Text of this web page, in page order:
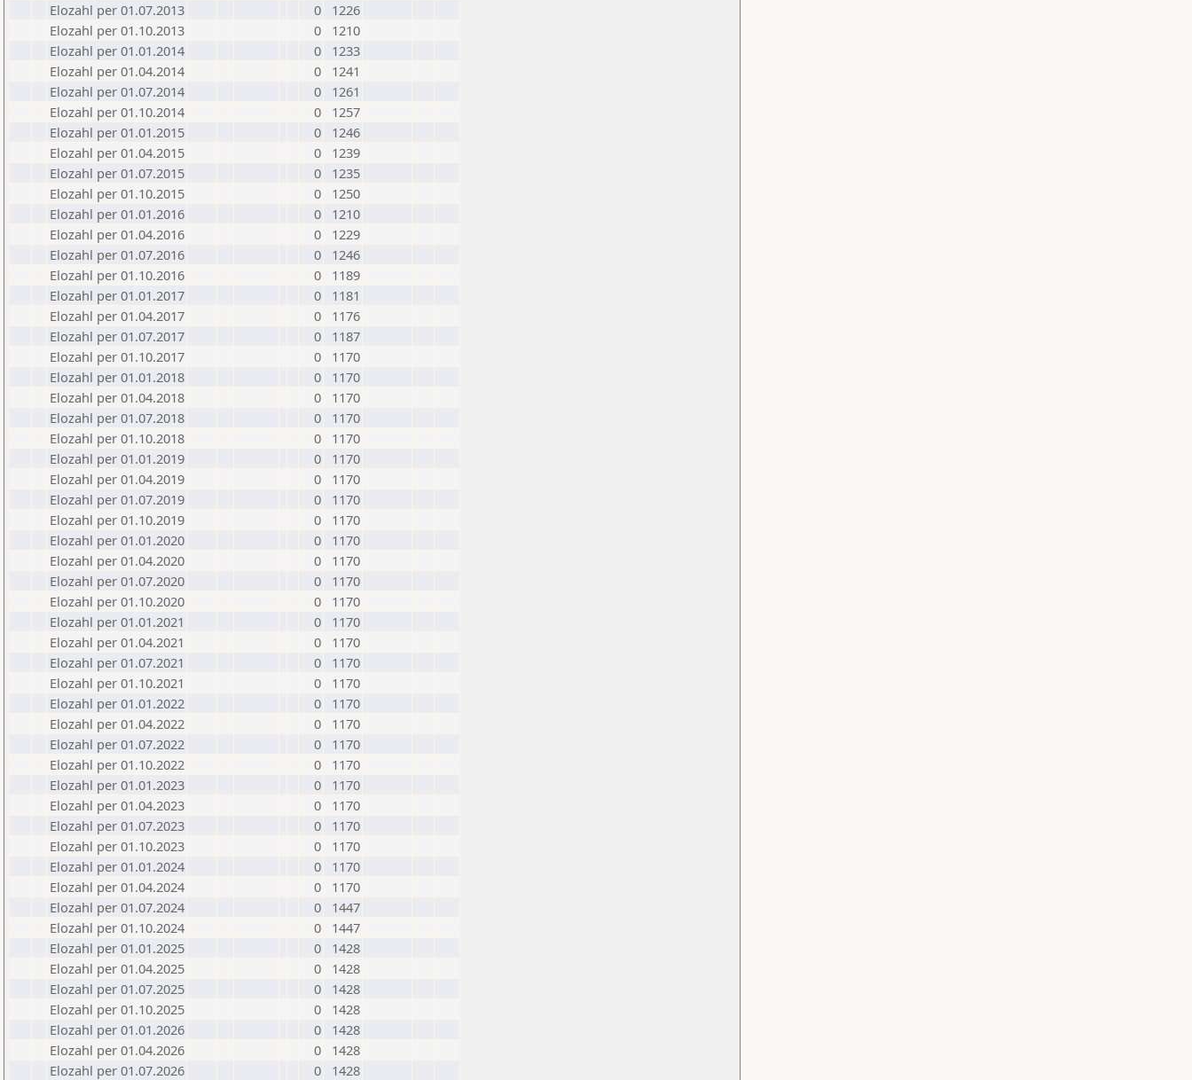
Elozahl per 01.07.2013
0
1226
Elozahl per 01.10.2013
0
1210
Elozahl per 01.01.2014
0
1233
Elozahl per 01.04.2014
0
1241
Elozahl per 01.07.2014
0
1261
Elozahl per 01.10.2014
0
1257
Elozahl per 01.01.2015
0
1246
Elozahl per 01.04.2015
0
1239
Elozahl per 01.07.2015
0
1235
Elozahl per 01.10.2015
0
1250
Elozahl per 01.01.2016
0
1210
Elozahl per 01.04.2016
0
1229
Elozahl per 01.07.2016
0
1246
Elozahl per 01.10.2016
0
1189
Elozahl per 01.01.2017
0
1181
Elozahl per 01.04.2017
0
1176
Elozahl per 01.07.2017
0
1187
Elozahl per 01.10.2017
0
1170
Elozahl per 01.01.2018
0
1170
Elozahl per 01.04.2018
0
1170
Elozahl per 01.07.2018
0
1170
Elozahl per 01.10.2018
0
1170
Elozahl per 01.01.2019
0
1170
Elozahl per 01.04.2019
0
1170
Elozahl per 01.07.2019
0
1170
Elozahl per 01.10.2019
0
1170
Elozahl per 01.01.2020
0
1170
Elozahl per 01.04.2020
0
1170
Elozahl per 01.07.2020
0
1170
Elozahl per 01.10.2020
0
1170
Elozahl per 01.01.2021
0
1170
Elozahl per 01.04.2021
0
1170
Elozahl per 01.07.2021
0
1170
Elozahl per 01.10.2021
0
1170
Elozahl per 01.01.2022
0
1170
Elozahl per 01.04.2022
0
1170
Elozahl per 01.07.2022
0
1170
Elozahl per 01.10.2022
0
1170
Elozahl per 01.01.2023
0
1170
Elozahl per 01.04.2023
0
1170
Elozahl per 01.07.2023
0
1170
Elozahl per 01.10.2023
0
1170
Elozahl per 01.01.2024
0
1170
Elozahl per 01.04.2024
0
1170
Elozahl per 01.07.2024
0
1447
Elozahl per 01.10.2024
0
1447
Elozahl per 01.01.2025
0
1428
Elozahl per 01.04.2025
0
1428
Elozahl per 01.07.2025
0
1428
Elozahl per 01.10.2025
0
1428
Elozahl per 01.01.2026
0
1428
Elozahl per 01.04.2026
0
1428
Elozahl per 01.07.2026
0 1428